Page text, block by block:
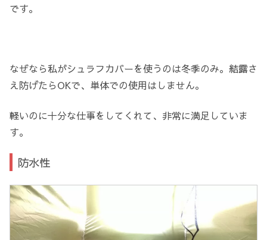
です。
なぜなら私がシュラフカバーを使うのは冬季のみ。結露さ
え防げたらOKで、単体での使用はしません。
軽いのに十分な仕事をしてくれて、非常に満足していま
す。
防水性